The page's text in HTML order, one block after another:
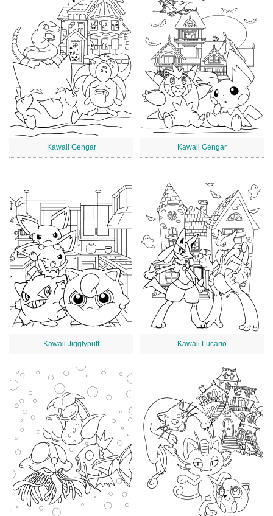
Kawaii Gengar Kawaii Gengar
Kawaii Jigglypuff Kawaii Lucario